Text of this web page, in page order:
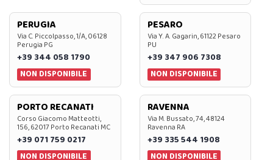
PERUGIA
Via C. Piccolpasso, 1/A, 06128
Perugia PG
+39 344 058 1790
NON DISPONIBILE
PESARO
Via Y. A. Gagarin, 61122 Pesaro
PU
+39 347 906 7308
NON DISPONIBILE
PORTO RECANATI
Corso Giacomo Matteotti,
156, 62017 Porto Recanati MC
+39 071 759 0217
NON DISPONIBILE
RAVENNA
Via M. Bussato, 74, 48124
Ravenna RA
+39 335 544 1908
NON DISPONIBILE